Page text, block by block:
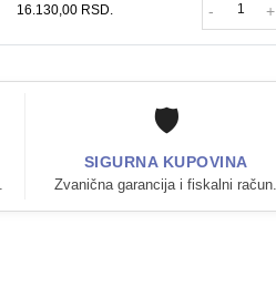
16.130,00 RSD. - +
🛡️
SIGURNA KUPOVINA
Zvanična garancija i fiskalni račun.